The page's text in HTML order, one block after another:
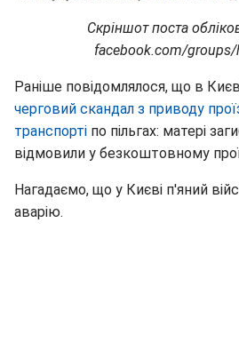
Скріншот поста
facebook.com/
Раніше повідомлялося, що в
черговий скандал з приводу
транспорті по пільгах: матері
відмовили у безкоштовному
Нагадаємо, що у Києві п'яний
аварію.